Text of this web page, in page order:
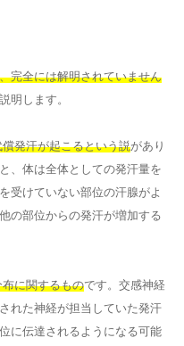
完全には解明されていません
明します。
発汗が起こるという説があり
、体は全体としての発汗量を
受けていない部位の汗腺がよ
の部位からの発汗が増加する
に関するものです。交感神経
れた神経が担当していた発汗
に伝達されるようになる可能